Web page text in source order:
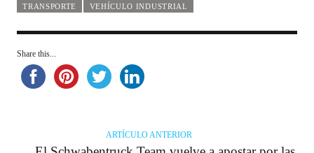
TRANSPORTE VEHÍCULO INDUSTRIAL
Share this...
ARTÍCULO ANTERIOR